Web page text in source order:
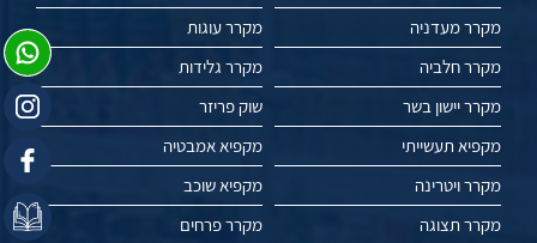
מקרר מעדניה
מקרר עוגות
מקרר חלביה
מקרר גלידות
מקרר יישון בשר
שוק פריזר
מקפיא תעשייתי
מקפיא אמבטיה
מקרר ויטרינה
מקפיא שוכב
מקרר תצוגה
מקרר פרחים